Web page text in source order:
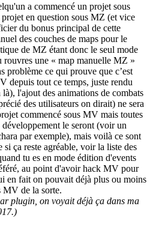
a commencé un projet sous
en question sous MZ (et vice
du bonus principal de cette
des couches de maps pour le
de MZ étant donc le seul mode
rouvres une « map manuelle MZ »
problème ce qui prouve que c’est
depuis tout ce temps, juste rendu
l'ajout des animations de combats
des utilisateurs on dirait) ne sera
commencé sous MV mais toutes
le seront (voir un
par exemple), mais voilà ce sont
si ça reste agréable, voir la liste des
tu es en mode édition d'events
au point d'avoir hack MV pour
en fait on pouvait déjà plus ou moins
MV de la sorte.
plugin, on voyait déjà ça dans ma